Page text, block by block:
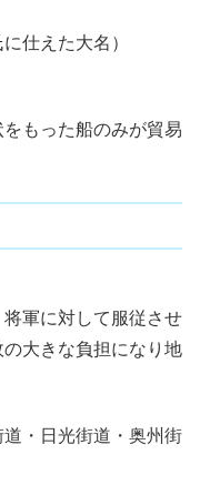
仕えた大名）
もった船のみが貿易
軍に対して服従させ
大きな負担になり地
道・日光街道・奥州街